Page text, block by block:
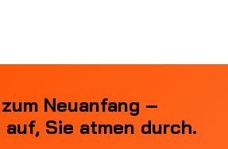
Neuanfang –
auf, Sie atmen durch.
Neuanfang –
auf, Sie atmen durch.